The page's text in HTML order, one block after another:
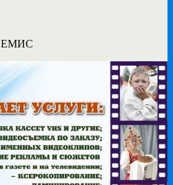
СЕМИС